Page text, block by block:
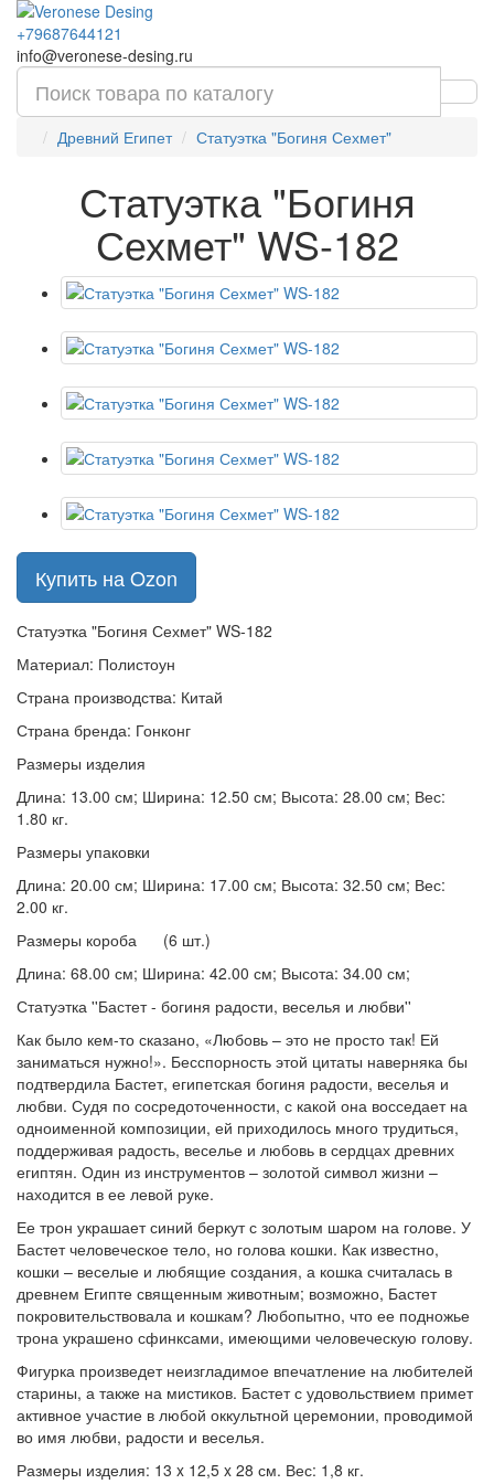
+79687644121
info@veronese-desing.ru
Древний Египет Статуэтка "Богиня Сехмет"
Статуэтка "Богиня
Сехмет" WS-182
Купить на Ozon
Статуэтка "Богиня Сехмет" WS-182
Материал: Полистоун
Страна производства: Китай
Страна бренда: Гонконг
Размеры изделия
Длина: 13.00 см; Ширина: 12.50 см; Высота: 28.00 см; Вес:
1.80 кг.
Размеры упаковки
Длина: 20.00 см; Ширина: 17.00 см; Высота: 32.50 см; Вес:
2.00 кг.
Размеры короба (6 шт.)
Длина: 68.00 см; Ширина: 42.00 см; Высота: 34.00 см;
Статуэтка ''Бастет - богиня радости, веселья и любви''
Как было кем-то сказано, «Любовь – это не просто так! Ей
заниматься нужно!». Бесспорность этой цитаты наверняка бы
подтвердила Бастет, египетская богиня радости, веселья и
любви. Судя по сосредоточенности, с какой она восседает на
одноименной композиции, ей приходилось много трудиться,
поддерживая радость, веселье и любовь в сердцах древних
египтян. Один из инструментов – золотой символ жизни –
находится в ее левой руке.
Ее трон украшает синий беркут с золотым шаром на голове. У
Бастет человеческое тело, но голова кошки. Как известно,
кошки – веселые и любящие создания, а кошка считалась в
древнем Египте священным животным; возможно, Бастет
покровительствовала и кошкам? Любопытно, что ее подножье
трона украшено сфинксами, имеющими человеческую голову.
Фигурка произведет неизгладимое впечатление на любителей
старины, а также на мистиков. Бастет с удовольствием примет
активное участие в любой оккультной церемонии, проводимой
во имя любви, радости и веселья.
Размеры изделия: 13 x 12,5 x 28 см. Вес: 1,8 кг.